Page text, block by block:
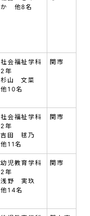
か 他8名
社会福祉学科
2年
杉山 文菜
他10名
関市
社会福祉学科
2年
吉田 毬乃
他11名
関市
幼児教育学科
2年
浅野 実玖
他14名
関市